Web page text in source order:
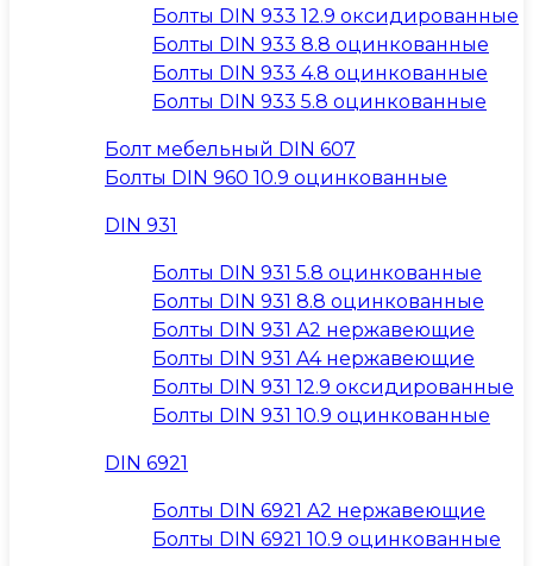
Болты DIN 933 12.9 оксидированные
Болты DIN 933 8.8 оцинкованные
Болты DIN 933 4.8 оцинкованные
Болты DIN 933 5.8 оцинкованные
Болт мебельный DIN 607
Болты DIN 960 10.9 оцинкованные
DIN 931
Болты DIN 931 5.8 оцинкованные
Болты DIN 931 8.8 оцинкованные
Болты DIN 931 A2 нержавеющие
Болты DIN 931 A4 нержавеющие
Болты DIN 931 12.9 оксидированные
Болты DIN 931 10.9 оцинкованные
DIN 6921
Болты DIN 6921 A2 нержавеющие
Болты DIN 6921 10.9 оцинкованные